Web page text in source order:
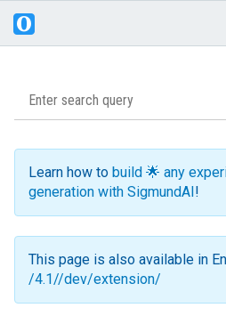
Learn how to build 🌟 any
generation with SigmundAI!
This page is also available in
/4.1//dev/extension/